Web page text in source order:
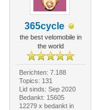
365cycle
the best velomobile in
the world
Berichten: 7.188
Topics: 131
Lid sinds: Sep 2020
Bedankt: 15605
12279 x bedankt in